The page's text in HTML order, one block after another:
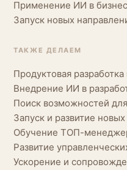
Применение ИИ в
Запуск новых
ТАКЖЕ ДЕЛАЕМ
Продуктовая разработка
Внедрение ИИ в
Поиск возможностей
Запуск и развитие
Обучение ТОП-
Развитие
Ускорение и